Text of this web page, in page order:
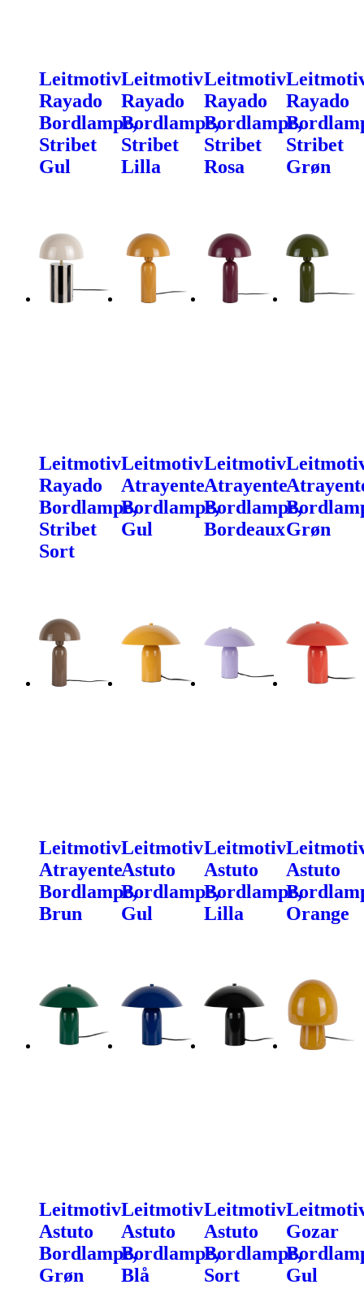
Leitmotiv
Rayado
Bordlampe,
Stribet
Gul
Leitmotiv
Rayado
Bordlampe,
Stribet
Lilla
Leitmotiv
Rayado
Bordlampe,
Stribet
Rosa
Rayado
Stribet
Grøn
Leitmotiv
Rayado
Bordlampe,
Stribet
Sort
Leitmotiv
Atrayente
Bordlampe,
Gul
Leitmotiv
Atrayente
Bordlampe,
BordeauxGrøn
Leitmotiv
Atrayente
Bordlampe,
Brun
Leitmotiv
Astuto
Bordlampe,
Gul
Leitmotiv
Astuto
Bordlampe,
Lilla
Astuto
Orange
Leitmotiv
Astuto
Bordlampe,
Grøn
Leitmotiv
Astuto
Bordlampe,
Blå
Leitmotiv
Astuto
Bordlampe,
Sort
Gozar
Gul